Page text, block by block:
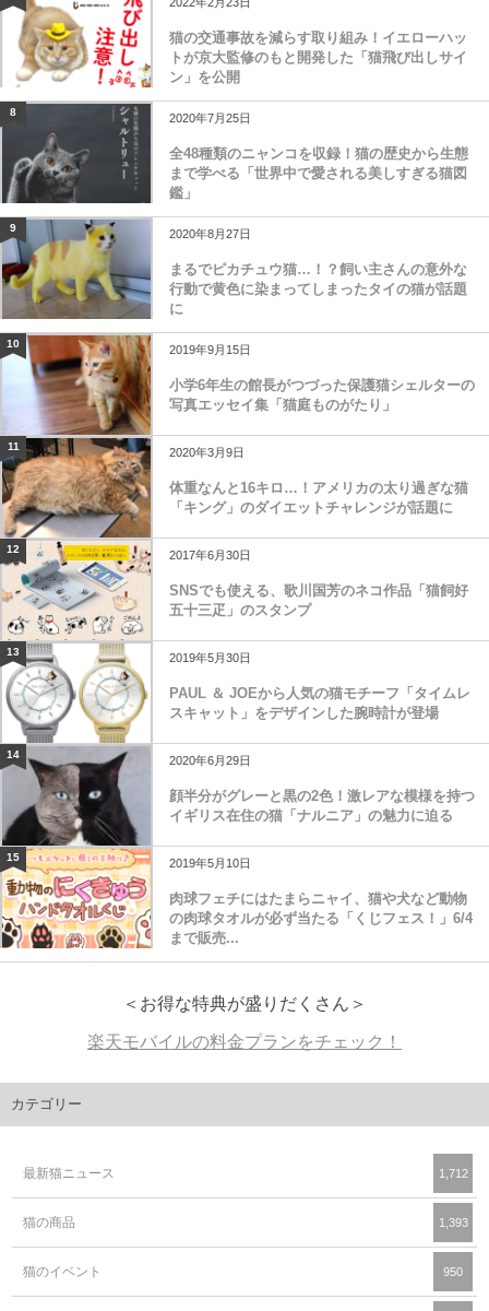
猫の交通事故を減らす取り組み！イエローハッ
トが京大監修のもと開発した「猫飛び出しサイ
ン」を公開
8 2020年7月25日
全48種類のニャンコを収録！猫の歴史から生態
まで学べる「世界中で愛される美しすぎる猫図
鑑」
9 2020年8月27日
まるでピカチュウ猫…！？飼い主さんの意外な
行動で黄色に染まってしまったタイの猫が話題
に
10 2019年9月15日
小学6年生の館長がつづった保護猫シェルターの
写真エッセイ集「猫庭ものがたり」
11 2020年3月9日
体重なんと16キロ…！アメリカの太り過ぎな猫
「キング」のダイエットチャレンジが話題に
12 2017年6月30日
SNSでも使える、歌川国芳のネコ作品「猫飼好
五十三疋」のスタンプ
13 2019年5月30日
PAUL ＆ JOEから人気の猫モチーフ「タイムレ
スキャット」をデザインした腕時計が登場
14 2020年6月29日
顔半分がグレーと黒の2色！激レアな模様を持つ
イギリス在住の猫「ナルニア」の魅力に迫る
15 2019年5月10日
肉球フェチにはたまらニャイ、猫や犬など動物
の肉球タオルが必ず当たる「くじフェス！」6/4
まで販売...
＜お得な特典が盛りだくさん＞
楽天モバイルの料金プランをチェック！
カテゴリー
最新猫ニュース 1,712
猫の商品 1,393
猫のイベント 950